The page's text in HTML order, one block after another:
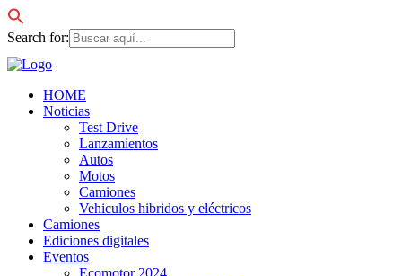
Search for:
HOME
Noticias
Test Drive
Lanzamientos
Autos
Motos
Camiones
Vehiculos hibridos y eléctricos
Camiones
Ediciones digitales
Eventos
Ecomotor 2024